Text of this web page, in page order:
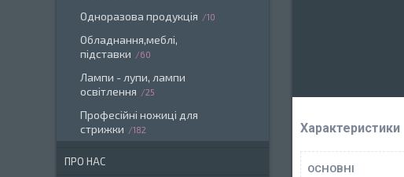
Характеристики
ОСНОВНІ
Одноразова продукція 10
Обладнання,меблі,
підставки
60
Лампи - лупи, лампи
освітлення
25
Професійні ножиці для
стрижки
182
ПРО НАС